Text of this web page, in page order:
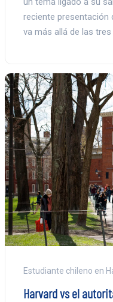
reciente presentación
va más allá de las
Estudiante chileno en
Harvard vs el